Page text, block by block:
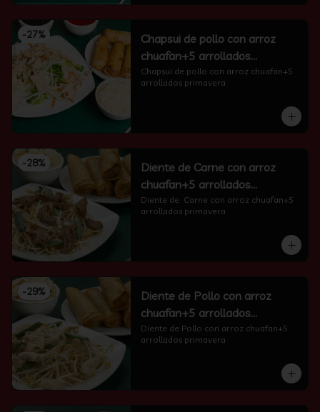
-27%
Chapsui de pollo con arroz
chuafan+5 arrollados
primavera
Chapsui de pollo con arroz chuafan+5
arrollados primavera
-28%
Diente de Carne con arroz
chuafan+5 arrollados
primavera
Diente de  Carne con arroz chuafan+5
arrollados primavera
-29%
Diente de Pollo con arroz
chuafan+5 arrollados
primavera
Diente de Pollo con arroz chuafan+5
arrollados primavera